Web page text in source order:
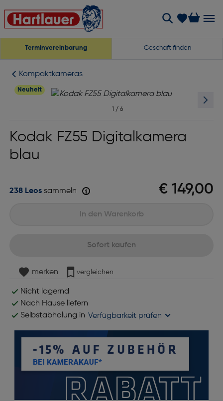
Terminvereinbarung Geschäft finden
Kompaktkameras
Neuheit
1 / 6
Kodak FZ55 Digitalkamera
blau
€ 149,00
238 Leossammeln
Sofort kaufen
In den Warenkorb
merken vergleichen
Nicht lagernd
Nach Hause liefern
Selbstabholung in Verfügbarkeit prüfen